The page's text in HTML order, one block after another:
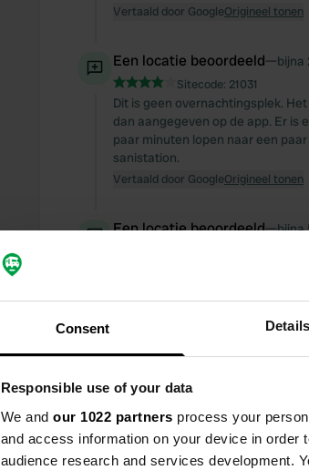
Consent Details
Responsible use of your data
We and our 1022 partners process your
and access information on your device in order
audience research and services development.
Vertaald door GoogleOrigineel tonen
Een locatie beoordeeld—bijna
Sitecode: 21031
Dit is geen overnachtingsplek.
dan aangegeven op de app. Er
paar minuten lopen naar een
sanistation.
Vertaald door GoogleOrigineel tonen
Een locatie beoordeeld—bijna
Een foto toegevoegd aan